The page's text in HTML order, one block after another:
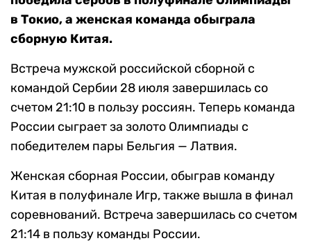
в Токио, а женская команда обыграла
сборную Китая.
Встреча мужской российской сборной с
командой Сербии 28 июля завершилась со
счетом 21:10 в пользу россиян. Теперь команда
России сыграет за золото Олимпиады с
победителем пары Бельгия — Латвия.
Женская сборная России, обыграв команду
Китая в полуфинале Игр, также вышла в финал
соревнований. Встреча завершилась со счетом
21:14 в пользу команды России.